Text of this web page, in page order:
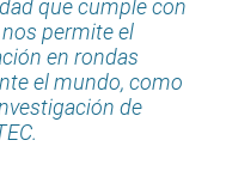
que cumple con
permite el
en rondas
el mundo, como
de